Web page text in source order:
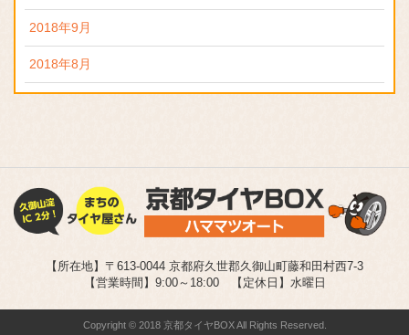
2018年9月
2018年8月
【所在地】〒613-0044 京都府久世郡久御山町藤和田村西7-3
【営業時間】9:00～18:00 【定休日】水曜日
Copyright © 2018 京都タイヤBOX All Rights Reserved.